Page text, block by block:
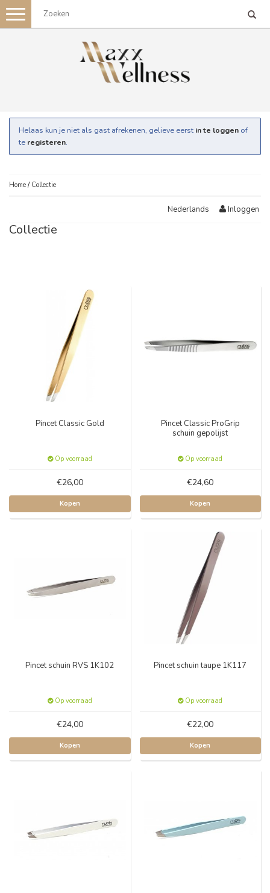
Toggle
navigation
Helaas kun je niet als gast afrekenen, gelieve eerst in te loggen of
te registeren.
Home / Collectie
Nederlands Inloggen
Collectie
Pincet Classic Gold
Op voorraad
€26,00
Kopen
Pincet Classic ProGrip
schuin gepolijst
Op voorraad
€24,60
Kopen
Pincet schuin RVS 1K102
Op voorraad
€24,00
Kopen
Pincet schuin taupe 1K117
Op voorraad
€22,00
Kopen